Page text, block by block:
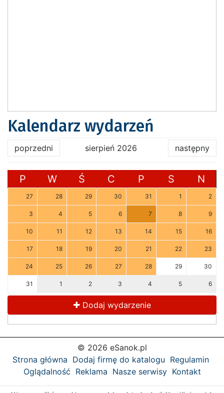
Kalendarz wydarzeń
poprzedni sierpień 2026 następny
P W Ś C P S N
27 28 29 30 31 1 2
3 4 5 6 7 8 9
10 11 12 13 14 15 16
17 18 19 20 21 22 23
24 25 26 27 28 29 30
31 1 2 3 4 5 6
Dodaj wydarzenie
© 2026 eSanok.pl
Strona główna Dodaj firmę do katalogu Regulamin
Oglądalność Reklama Nasze serwisy Kontakt